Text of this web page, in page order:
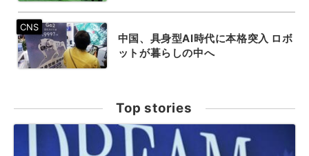
中国、具身型AI時代に本格突入 ロボ
ットが暮らしの中へ
Top stories